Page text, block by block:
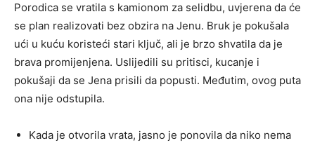
Porodica se vratila s kamionom za selidbu, uvjerena da će
se plan realizovati bez obzira na Jenu. Bruk je pokušala
ući u kuću koristeći stari ključ, ali je brzo shvatila da je
brava promijenjena. Uslijedili su pritisci, kucanje i
pokušaji da se Jena prisili da popusti. Međutim, ovog puta
ona nije odstupila.
Kada je otvorila vrata, jasno je ponovila da niko nema